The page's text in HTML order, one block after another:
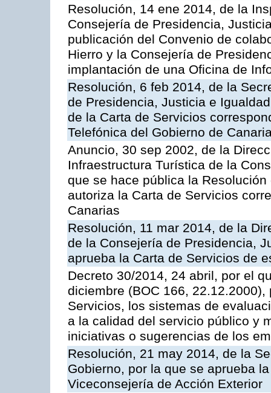
Resolución, 14 ene 2014, de la
Consejería de Presidencia,
publicación del Convenio de
Hierro y la Consejería de
implantación de una Oficina de
Resolución, 6 feb 2014, de la
de Presidencia, Justicia e
de la Carta de Servicios
Telefónica del Gobierno de
Anuncio, 30 sep 2002, de la
Infraestructura Turística de la
que se hace pública la
autoriza la Carta de Servicios
Canarias
Resolución, 11 mar 2014, de la
de la Consejería de Presidencia,
aprueba la Carta de Servicios de
Decreto 30/2014, 24 abril, por el
diciembre (BOC 166,
Servicios, los sistemas de
a la calidad del servicio público y
iniciativas o sugerencias de los
Resolución, 21 may 2014, de la
Gobierno, por la que se aprueba
Viceconsejería de Acción Exterior